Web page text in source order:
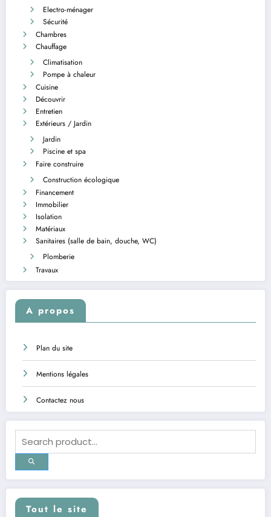
Electro-ménager
Sécurité
Chambres
Chauffage
Climatisation
Pompe à chaleur
Cuisine
Découvrir
Entretien
Extérieurs / Jardin
Jardin
Piscine et spa
Faire construire
Construction écologique
Financement
Immobilier
Isolation
Matériaux
Sanitaires (salle de bain, douche, WC)
Plomberie
Travaux
A propos
Plan du site
Mentions légales
Contactez nous
Tout le site